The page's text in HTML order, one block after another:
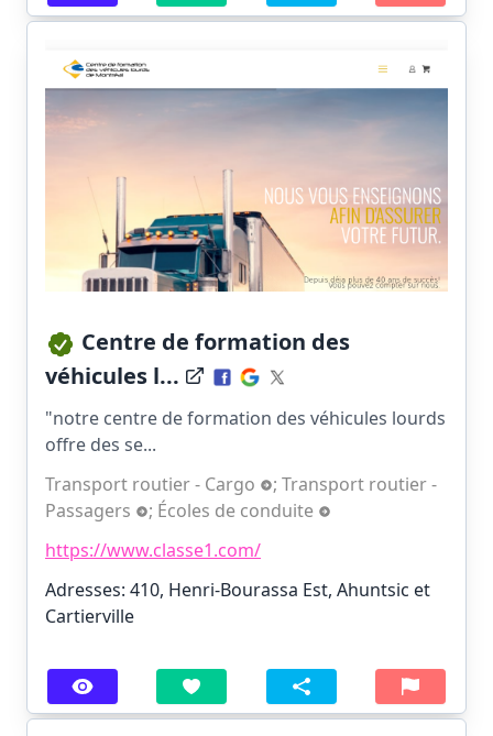
Centre de formation des
véhicules l...
"notre centre de formation des véhicules lourds
offre des se...
Transport routier - Cargo
; Transport routier -
Passagers
; Écoles de conduite
https://www.classe1.com/
Adresses: 410, Henri-Bourassa Est, Ahuntsic et
Cartierville